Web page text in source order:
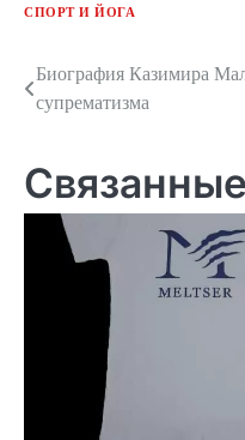
СПОРТ И ЙОГА
Навигация
по
записям
Биография Казимира
супрематизма